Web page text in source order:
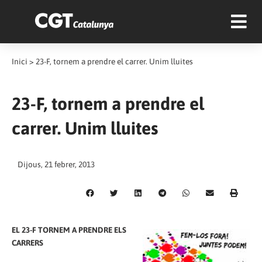
Inici > 23-F, tornem a prendre el carrer. Unim lluites
23-F, tornem a prendre el
carrer. Unim lluites
Dijous, 21 febrer, 2013
EL 23-F TORNEM A PRENDRE ELS
CARRERS